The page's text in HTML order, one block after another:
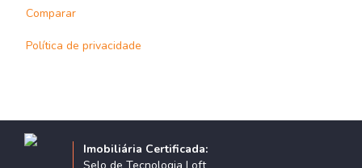
Comparar
Política de privacidade
Imobiliária Certificada: